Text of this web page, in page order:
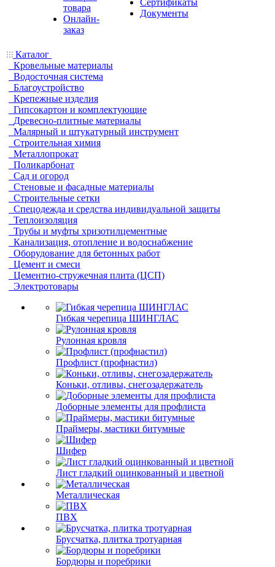
товара
Онлайн-
заказ
Сертификаты
Документы
Каталог
Кровельные материалы
Водосточная система
Благоустройство
Крепежные изделия
Гипсокартон и комплектующие
Древесно-плитные материалы
Малярный и штукатурный инструмент
Строительная химия
Металлопрокат
Поликарбонат
Сад и огород
Стеновые и фасадные материалы
Строительные сетки
Спецодежда и средства индивидуальной защиты
Теплоизоляция
Трубы и муфты хризотилцементные
Канализация, отопление и водоснабжение
Оборудование для бетонных работ
Цемент и смеси
Цементно-стружечная плита (ЦСП)
Электротовары
Гибкая черепица ШИНГЛАС
Рулонная кровля
Профлист (профнастил)
Коньки, отливы, снегозадержатель
Доборные элементы для профлиста
Праймеры, мастики битумные
Шифер
Лист гладкий оцинкованный и цветной
Металлическая
ПВХ
Брусчатка, плитка тротуарная
Бордюры и поребрики